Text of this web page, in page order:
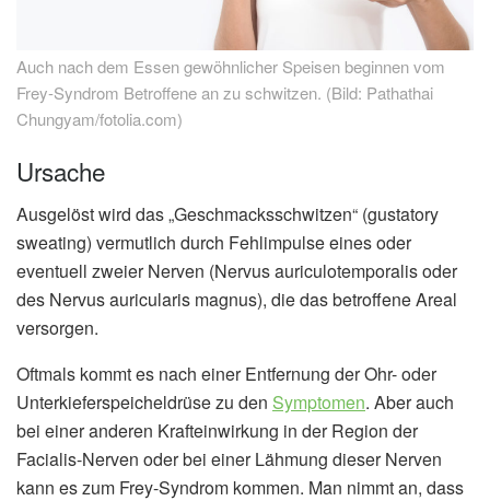
Auch nach dem Essen gewöhnlicher Speisen beginnen vom
Frey-Syndrom Betroffene an zu schwitzen. (Bild: Pathathai
Chungyam/fotolia.com)
Ursache
Ausgelöst wird das „Geschmacksschwitzen“ (gustatory
sweating) vermutlich durch Fehlimpulse eines oder
eventuell zweier Nerven (Nervus auriculotemporalis oder
des Nervus auricularis magnus), die das betroffene Areal
versorgen.
Oftmals kommt es nach einer Entfernung der Ohr- oder
Unterkieferspeicheldrüse zu den Symptomen. Aber auch
bei einer anderen Krafteinwirkung in der Region der
Facialis-Nerven oder bei einer Lähmung dieser Nerven
kann es zum Frey-Syndrom kommen. Man nimmt an, dass